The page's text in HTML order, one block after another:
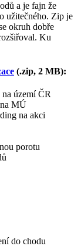
a je fajn že
užitečného. Zip je
okruh dobře
Ku
(.zip, 2 MB):
území ČR
MÚ
na akci
porotu
do chodu